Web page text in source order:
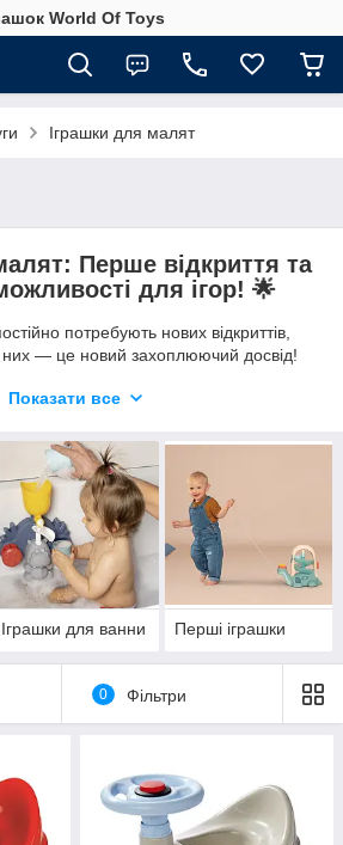
World Of Toys
Іграшки для малят
Перше відкриття та
для ігор! 🌟
потребують нових відкриттів,
— це новий захоплюючий досвід!
і готовими до пригод. 🌈✨
розважатимуть, а й допомагатимуть у
для малят створений, щоб
і подарувати безліч
Ми пропонуємо іграшки, які
рухові навички, слух, дрібну
в ігровій формі вивчаючи
кожного нового відкриття! 🌟💖
Показати все
Іграшки для ванни Перші іграшки
0 Фільтри